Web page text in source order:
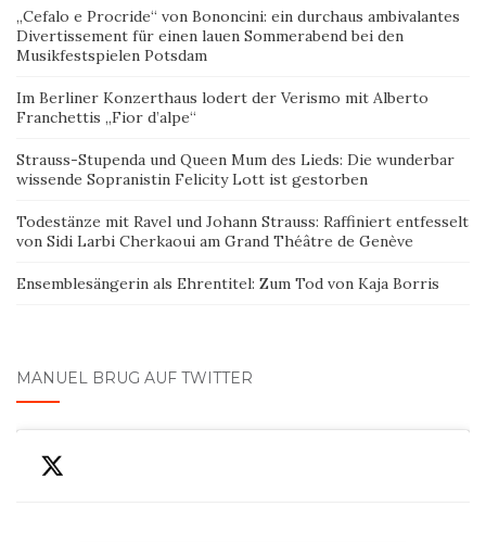
„Cefalo e Procride“ von Bononcini: ein durchaus ambivalantes
Divertissement für einen lauen Sommerabend bei den
Musikfestspielen Potsdam
Im Berliner Konzerthaus lodert der Verismo mit Alberto
Franchettis „Fior d’alpe“
Strauss-Stupenda und Queen Mum des Lieds: Die wunderbar
wissende Sopranistin Felicity Lott ist gestorben
Todestänze mit Ravel und Johann Strauss: Raffiniert entfesselt
von Sidi Larbi Cherkaoui am Grand Théâtre de Genève
Ensemblesängerin als Ehrentitel: Zum Tod von Kaja Borris
MANUEL BRUG AUF TWITTER